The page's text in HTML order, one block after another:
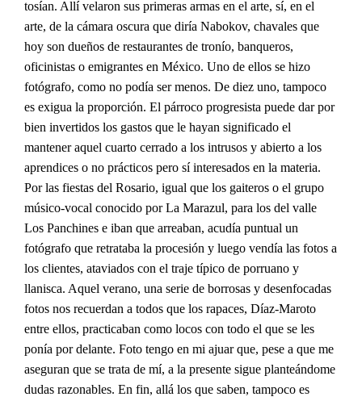
tosían. Allí velaron sus primeras armas en el arte, sí, en el
arte, de la cámara oscura que diría Nabokov, chavales que
hoy son dueños de restaurantes de tronío, banqueros,
oficinistas o emigrantes en México. Uno de ellos se hizo
fotógrafo, como no podía ser menos. De diez uno, tampoco
es exigua la proporción. El párroco progresista puede dar por
bien invertidos los gastos que le hayan significado el
mantener aquel cuarto cerrado a los intrusos y abierto a los
aprendices o no prácticos pero sí interesados en la materia.
Por las fiestas del Rosario, igual que los gaiteros o el grupo
músico-vocal conocido por La Marazul, para los del valle
Los Panchines e iban que arreaban, acudía puntual un
fotógrafo que retrataba la procesión y luego vendía las fotos a
los clientes, ataviados con el traje típico de porruano y
llanisca. Aquel verano, una serie de borrosas y desenfocadas
fotos nos recuerdan a todos que los rapaces, Díaz-Maroto
entre ellos, practicaban como locos con todo el que se les
ponía por delante. Foto tengo en mi ajuar que, pese a que me
aseguran que se trata de mí, a la presente sigue planteándome
dudas razonables. En fin, allá los que saben, tampoco es